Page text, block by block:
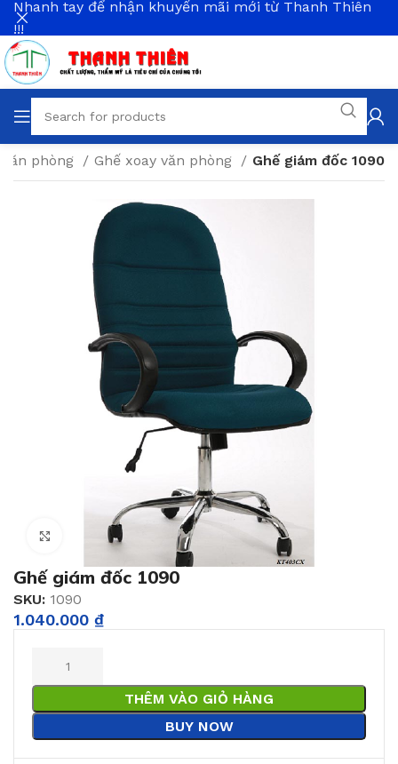
phòng Ghế xoay văn phòng Ghế giám đốc 1090
Click to enlarge
Ghế giám đốc 1090
SKU: 1090
1.040.000 ₫
THÊM VÀO GIỎ HÀNG
BUY NOW
Nhanh tay để nhận khuyến mãi mới từ Thanh Thiên
!!!